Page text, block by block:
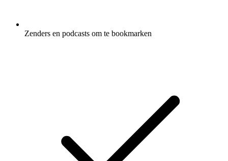
Zenders en podcasts om te bookmarken